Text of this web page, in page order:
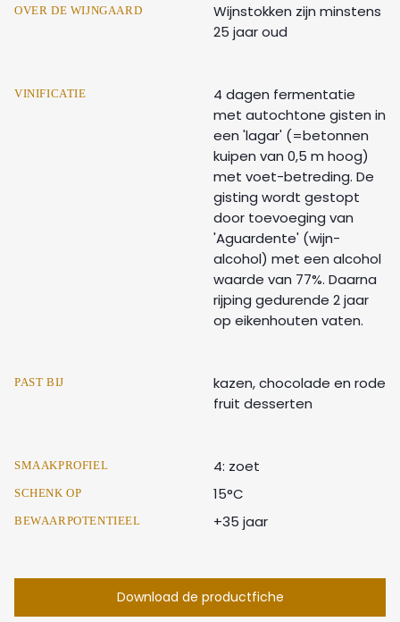
OVER DE WIJNGAARD
Wijnstokken zijn minstens
25 jaar oud
VINIFICATIE
4 dagen fermentatie
met autochtone gisten in
een 'lagar' (=betonnen
kuipen van 0,5 m hoog)
met voet-betreding. De
gisting wordt gestopt
door toevoeging van
'Aguardente' (wijn-
alcohol) met een alcohol
waarde van 77%. Daarna
rijping gedurende 2 jaar
op eikenhouten vaten.
PAST BIJ
kazen, chocolade en rode
fruit desserten
SMAAKPROFIEL 4: zoet
SCHENK OP 15°C
BEWAARPOTENTIEEL +35 jaar
Download de productfiche